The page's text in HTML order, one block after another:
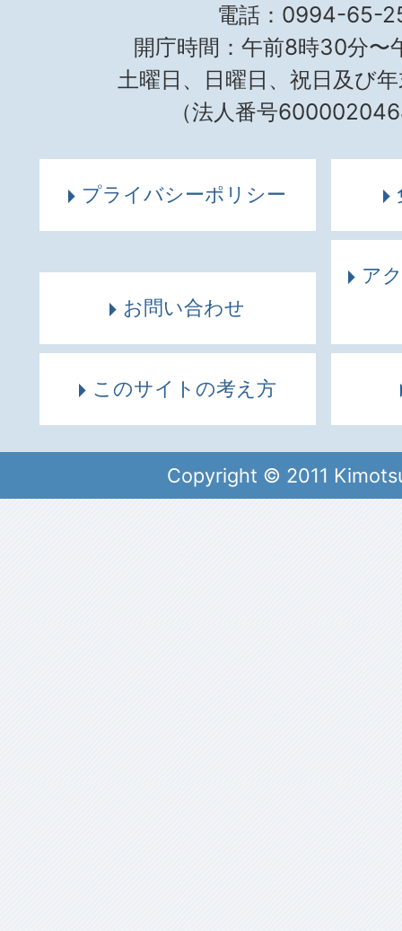
電話：0994-65-
開庁時間：午前8時30分〜
土曜日、日曜日、祝日及び
（法人番号
プライバシーポリシー
お問い合わせ
ア
このサイトの考え方
Copyright © 2011